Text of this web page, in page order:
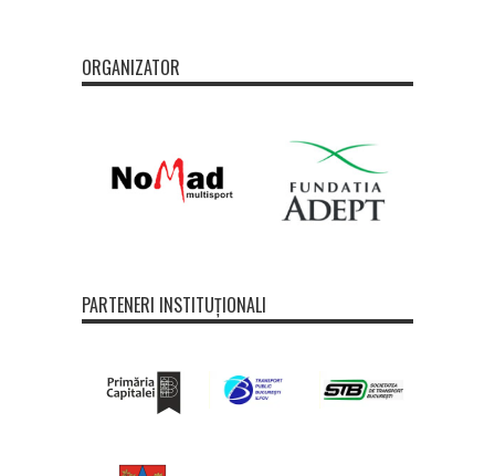
ORGANIZATOR
PARTENERI INSTITUȚIONALI